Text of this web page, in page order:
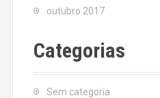
outubro 2017
Categorias
Sem categoria